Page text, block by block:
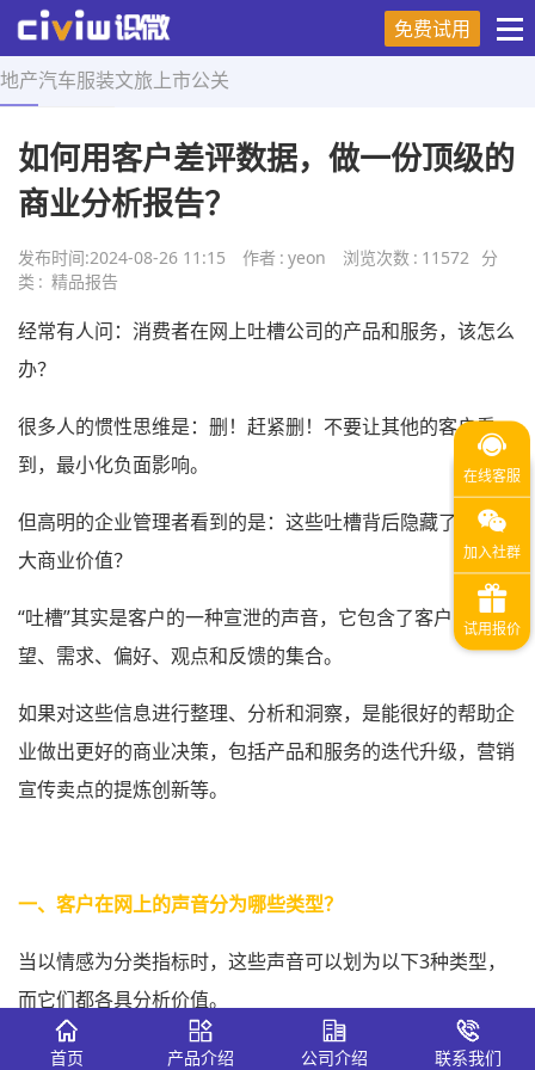
免费试用
地产汽车服装文旅 上市公关
首页 > 精品报告 > 正文
如何用客户差评数据，做一份顶级的
商业分析报告？
发布时间:2024-08-26 11:15 作者 : yeon 浏览次数 : 11572 分
类 : 精品报告
经常有人问：消费者在网上吐槽公司的产品和服务，该怎么
办？
很多人的惯性思维是：删！赶紧删！不要让其他的客户看
到，最小化负面影响。
但高明的企业管理者看到的是：这些吐槽背后隐藏了哪些巨
大商业价值？
“吐槽”其实是客户的一种宣泄的声音，它包含了客户的期
望、需求、偏好、观点和反馈的集合。
如果对这些信息进行整理、分析和洞察，是能很好的帮助企
业做出更好的商业决策，包括产品和服务的迭代升级，营销
宣传卖点的提炼创新等。
一、客户在网上的声音分为哪些类型？
当以情感为分类指标时，这些声音可以划为以下3种类型，
而它们都各具分析价值。
1、负面
首页 产品介绍 公司介绍 联系我们